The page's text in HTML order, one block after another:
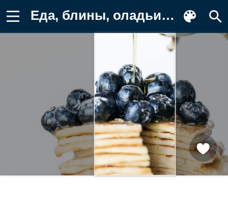
Еда, блины, оладьи, черника, мед Картинка на телефон